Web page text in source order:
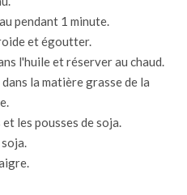
pendant 1 minute.
et égoutter.
l'huile et réserver au chaud.
la matière grasse de la
les pousses de soja.